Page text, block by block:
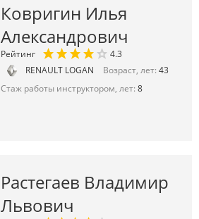
Ковригин Илья
Александрович
Рейтинг
4.3
RENAULT LOGAN
Возраст, лет: 43
Стаж работы инструктором, лет: 8
Растегаев Владимир
Львович